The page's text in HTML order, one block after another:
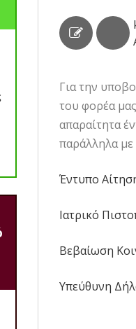
Για την
του φορέα
απαραίτητα
παράλληλα
Έντυπο
Ιατρικό
Βεβαίωση
Υπεύθυνη